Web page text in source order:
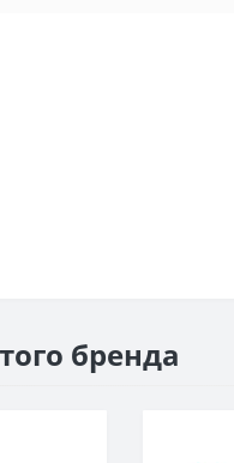
бренда